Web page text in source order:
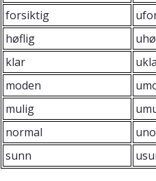
forsiktig
høflig
klar
moden
mulig
normal
sunn